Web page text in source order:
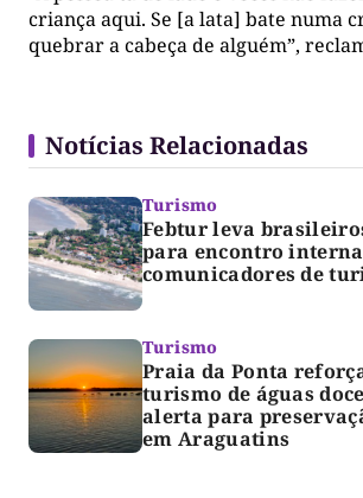
criança aqui. Se [a lata] bate numa
quebrar a cabeça de alguém”,
Notícias Relacionadas
Turismo
Febtur leva
para encontro
comunicadores de
Turismo
Praia da Ponta
turismo de águas
alerta para
em Araguatins